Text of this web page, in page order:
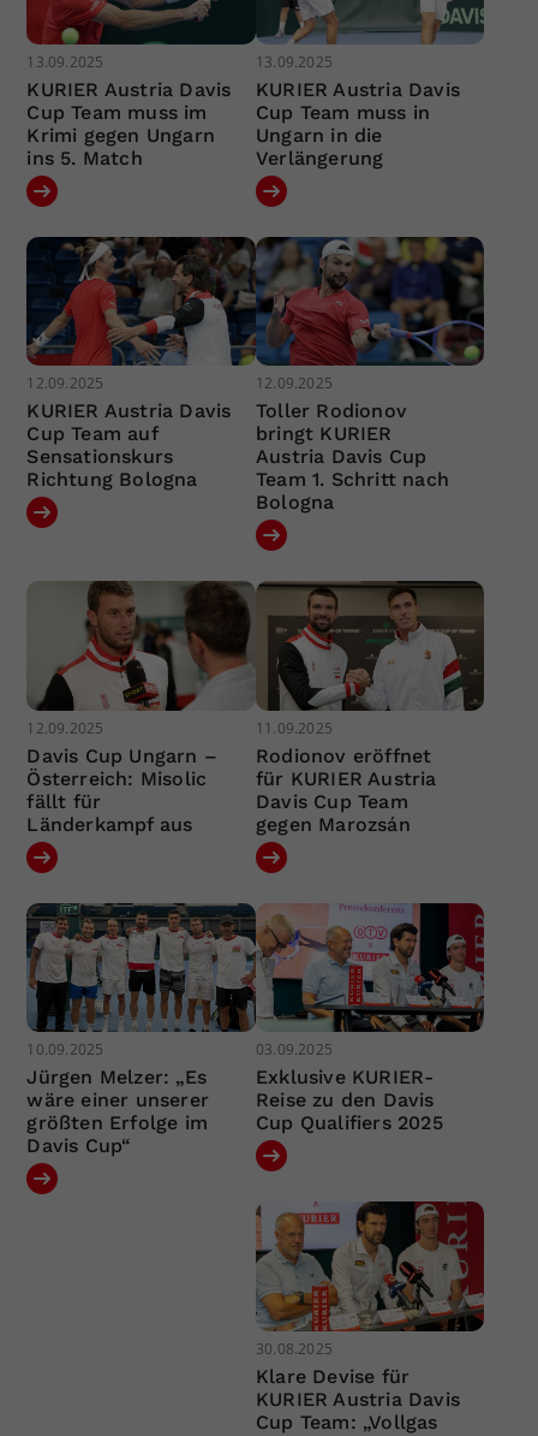
13.09.2025
KURIER Austria Davis
Cup Team muss im
Krimi gegen Ungarn
ins 5. Match
13.09.2025
KURIER Austria Davis
Cup Team muss in
Ungarn in die
Verlängerung
12.09.2025
KURIER Austria Davis
Cup Team auf
Sensationskurs
Richtung Bologna
12.09.2025
Toller Rodionov
bringt KURIER
Austria Davis Cup
Team 1. Schritt nach
Bologna
12.09.2025
Davis Cup Ungarn –
Österreich: Misolic
fällt für
Länderkampf aus
11.09.2025
Rodionov eröffnet
für KURIER Austria
Davis Cup Team
gegen Marozsán
10.09.2025
Jürgen Melzer: „Es
wäre einer unserer
größten Erfolge im
Davis Cup“
03.09.2025
Exklusive KURIER-
Reise zu den Davis
Cup Qualifiers 2025
30.08.2025
Klare Devise für
KURIER Austria Davis
Cup Team: „Vollgas